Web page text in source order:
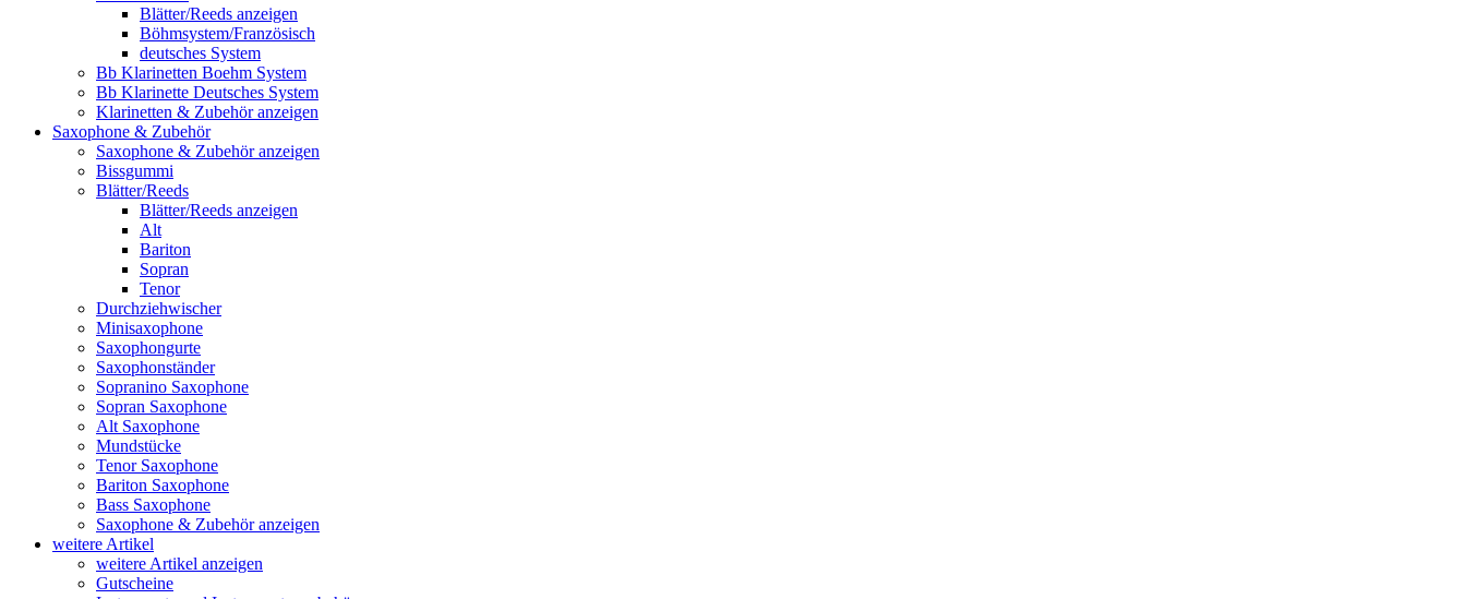
Blätter/Reeds anzeigen
Böhmsystem/Französisch
deutsches System
Bb Klarinetten Boehm System
Bb Klarinette Deutsches System
Klarinetten & Zubehör anzeigen
Saxophone & Zubehör
Saxophone & Zubehör anzeigen
Bissgummi
Blätter/Reeds
Blätter/Reeds anzeigen
Alt
Bariton
Sopran
Tenor
Durchziehwischer
Minisaxophone
Saxophongurte
Saxophonständer
Sopranino Saxophone
Sopran Saxophone
Alt Saxophone
Mundstücke
Tenor Saxophone
Bariton Saxophone
Bass Saxophone
Saxophone & Zubehör anzeigen
weitere Artikel
weitere Artikel anzeigen
Gutscheine